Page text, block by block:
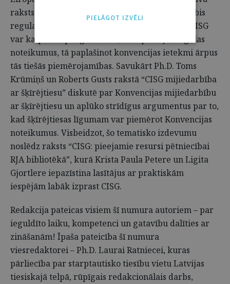
raksts “CISG kā interpretācijas avots Briseles I bis
regulai”. Tajā Ph.D. Inga Kačevska aplūko, kā CISG
var kalpot kā palīglīdzeklis, interpretējot regulas
noteikumus, tā paplašinot konvencijas ietekmi ārpus
tās tiešās piemērojamības. Savukārt Ph.D. Toms
Krūmiņš un Roberts Gusts rakstā “CISG mijiedarbība
ar šķīrējtiesu” diskutē par Konvencijas mijiedarbību
ar šķīrējtiesu un aplūko strīdīgus argumentus par to,
kad šķīrējtiesas līgumam var piemērot Konvencijas
noteikumus. Visbeidzot, šo tematisko izdevumu
noslēdz raksts “CISG: pieejamie resursi pētniecībai
RJA bibliotēkā”, kurā Krista Paula Petere un Ligita
Gjortlere iepazīstina lasītājus ar praktiskām
iespējām labāk izprast CISG.
Redakcija pateicas visiem šī numura autoriem – par
ieguldīto laiku, kompetenci un gatavību dalīties ar
zināšanām! Īpaša pateicība šī numura
viesredaktorei – Ph.D. Laurai Ratniecei, kuras
pārliecība par starptautisko tiesību vietu Latvijas
tiesiskajā telpā, rūpīgais redakcionālais darbs,
PIELĀGOT IZVĒLI